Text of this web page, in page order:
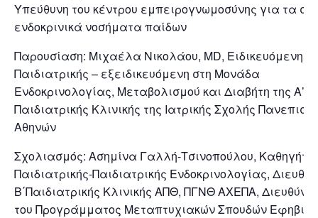
Υπεύθυνη του κέντρου εμπειρογνωμοσύνης για τα
ενδοκρινικά νοσήματα παίδων
Παρουσίαση: Μιχαέλα Νικολάου, MD, Ειδικευόμενη
Παιδιατρικής – εξειδικευόμενη στη Μονάδα
Ενδοκρινολογίας, Μεταβολισμού και Διαβήτη της Α’
Παιδιατρικής Κλινικής της Ιατρικής Σχολής
Αθηνών
Σχολιασμός: Ασημίνα Γαλλή-Τσινοπούλου,
Παιδιατρικής-Παιδιατρικής Ενδοκρινολογίας,
Β΄Παιδιατρικής Κλινικής ΑΠΘ, ΠΓΝΘ ΑΧΕΠΑ,
του Προγράμματος Μεταπτυχιακών Σπουδών Εφηβική